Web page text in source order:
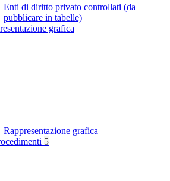
Enti di diritto privato controllati (da
pubblicare in tabelle)
grafica
Rappresentazione grafica
5